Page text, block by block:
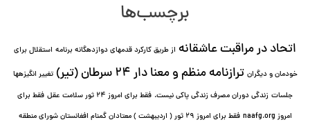
برچسب‌ها
اتحاد در مراقبت عاشقانه از طریق کارکرد قدمهای دوازده⁯گانه برنامه استقلال برای
خودمان و دیگران ترازنامه منظم و معنا دار ٢۴ سرطان (تیر)
تغییر انگیزه⁯ها
جلسات زندگی دوران مصرف زندگی پاکی نیست. فقط برای امروز 24 ثور سلامت عقل
فقط برای
امروز naafg.org
فقط برای امروز ٢٩ ثور ( اردیبهشت ) معتادان گمنام افغانستان شورای منطقه